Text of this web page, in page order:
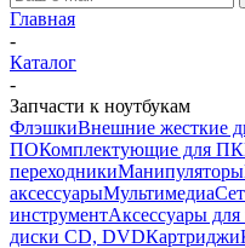
Главная
-
Каталог
-
Запчасти к ноутбукам
ФлэшкиВнешние жесткие
ПОКомплектующие для ПК
переходникиМанипуляторы
аксессуарыМультимедиа
инструментАксессуары
диски CD, DVDКартриджи